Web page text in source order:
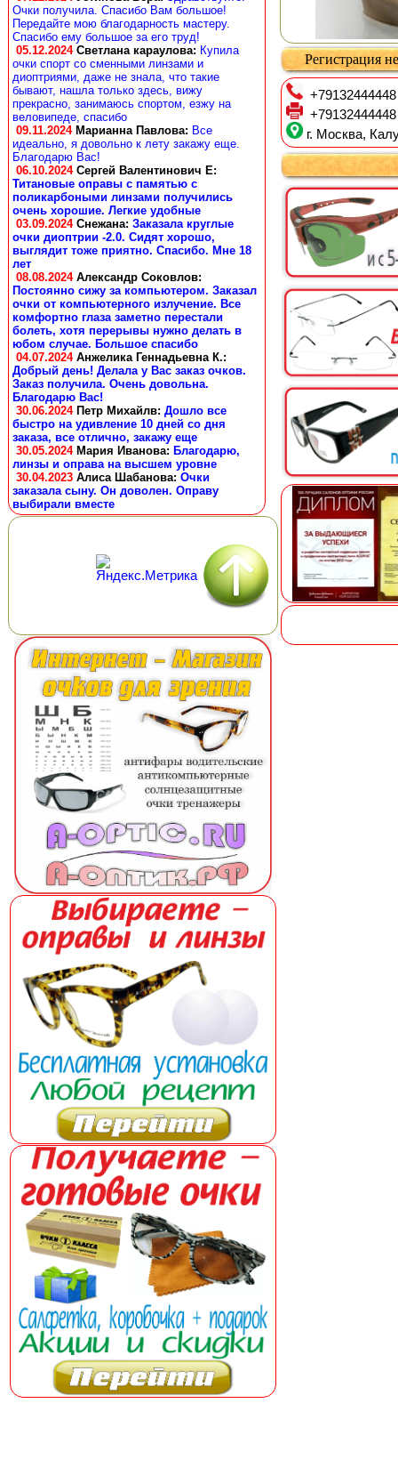
Очки получила. Спасибо Вам большое!
Передайте мою благодарность мастеру.
Спасибо ему большое за его труд!
05.12.2024 Светлана караулова: Купила
очки спорт со сменными линзами и
диоптриями, даже не знала, что такие
бывают, нашла только здесь, вижу
прекрасно, занимаюсь спортом, езжу на
веловипеде, спасибо
09.11.2024 Марианна Павлова: Все
идеально, я довольно к лету закажу еще.
Благодарю Вас!
06.10.2024 Сергей Валентинович Е:
Титановые оправы с памятью с
поликарбоными линзами получились
очень хорошие. Легкие удобные
03.09.2024 Снежана: Заказала круглые
очки диоптрии -2.0. Сидят хорошо,
выглядит тоже приятно. Спасибо. Мне 18
лет
08.08.2024 Александр Соковлов:
Постоянно сижу за компьютером. Заказал
очки от компьютерного излучение. Все
комфортно глаза заметно перестали
болеть, хотя перерывы нужно делать в
юбом случае. Большое спасибо
04.07.2024 Анжелика Геннадьевна К.:
Добрый день! Делала у Вас заказ очков.
Заказ получила. Очень довольна.
Благодарю Вас!
30.06.2024 Петр Михайлв: Дошло все
быстро на удивление 10 дней со дня
заказа, все отлично, закажу еще
30.05.2024 Мария Иванова: Благодарю,
линзы и оправа на высшем уровне
30.04.2023 Алиса Шабанова: Очки
заказала сыну. Он доволен. Оправу
выбирали вместе
Регистрация
+79132444448
+79132444448
г. Москва,